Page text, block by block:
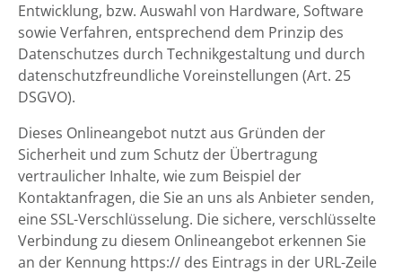
Entwicklung, bzw. Auswahl von Hardware, Software
sowie Verfahren, entsprechend dem Prinzip des
Datenschutzes durch Technikgestaltung und durch
datenschutzfreundliche Voreinstellungen (Art. 25
DSGVO).
Dieses Onlineangebot nutzt aus Gründen der
Sicherheit und zum Schutz der Übertragung
vertraulicher Inhalte, wie zum Beispiel der
Kontaktanfragen, die Sie an uns als Anbieter senden,
eine SSL-Verschlüsselung. Die sichere, verschlüsselte
Verbindung zu diesem Onlineangebot erkennen Sie
an der Kennung https:// des Eintrags in der URL-Zeile